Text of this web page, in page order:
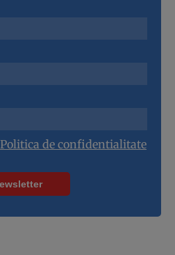
Politica de confidentialitate